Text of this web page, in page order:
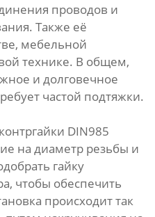
проводов и
Также её
мебельной
технике. В общем,
и долговечное
частой подтяжки.
DIN985
на диаметр резьбы и
гайку
чтобы обеспечить
происходит так